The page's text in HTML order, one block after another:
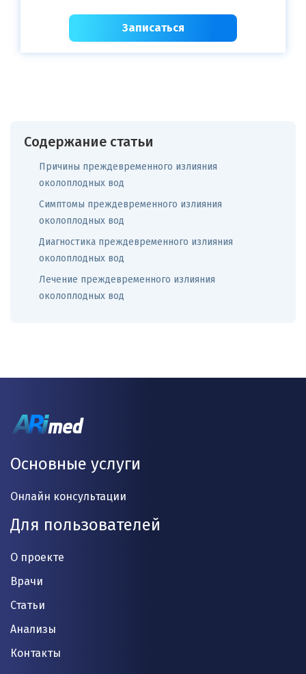
Записаться
Содержание статьи
Причины преждевременного излияния
околоплодных вод
Симптомы преждевременного излияния
околоплодных вод
Диагностика преждевременного излияния
околоплодных вод
Лечение преждевременного излияния
околоплодных вод
Основные услуги
Онлайн консультации
Для пользователей
О проекте
Врачи
Статьи
Анализы
Контакты